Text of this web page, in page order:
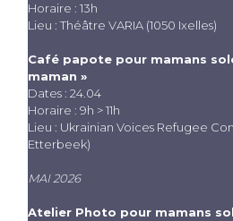
Horaire : 13h
Lieu : Théâtre VARIA (1050 Ixelles)
Café papote pour mamans
maman »
Dates : 24.04
Horaire : 9h > 11h
Lieu : Ukrainian Voices Refugee
Etterbeek)
MAI 2026
Atelier Photo pour mamans